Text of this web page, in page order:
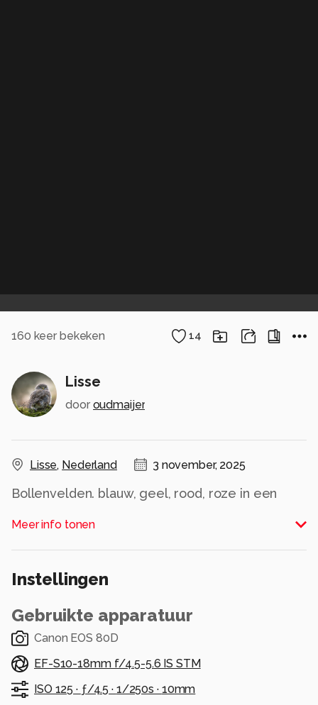
160 keer bekeken 14
Lisse
door oudmaijer
Lisse, Nederland 3 november, 2025
Bollenvelden. blauw, geel, rood, roze in een
30 april 2017
Alle rechten voorbehouden
Meer info tonen
Instellingen
Gebruikte apparatuur
Canon EOS 80D
EF-S10-18mm f/4.5-5.6 IS STM
ISO 125 · ƒ/4.5 · 1/250s · 10mm